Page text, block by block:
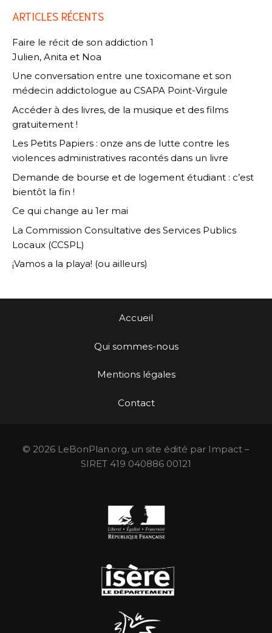
ARTICLES RÉCENTS
Faire le récit de son addiction 1
Julien, Anita et Noa
Une conversation entre une toxicomane et son
médecin addictologue au CSAPA Point-Virgule
Accéder à des livres, de la musique et des films
gratuitement !
Les Petits Papiers : onze ans de lutte contre les
violences administratives racontés dans un livre
Demande de bourse et de logement étudiant : c’est
bientôt la fin !
Ce qui change au 1er mai
La Commission Consultative des Services Publics
Locaux (CCSPL)
¡Vamos a la playa! (ou ailleurs)
Accueil
Qui sommes-nous
Mentions légales
Contact
© 2026 LeBonPlan.org, un site édité par Impact –
SIRET 419 040886 00121